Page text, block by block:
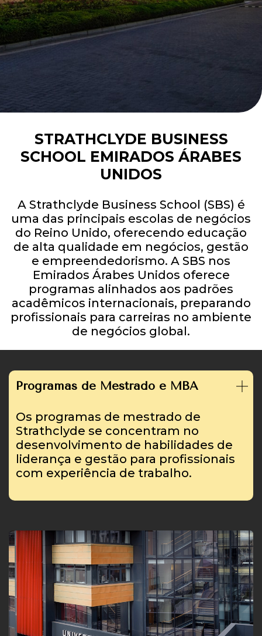
STRATHCLYDE BUSINESS
SCHOOL EMIRADOS ÁRABES
UNIDOS
A Strathclyde Business School (SBS) é
uma das principais escolas de negócios
do Reino Unido, oferecendo educação
de alta qualidade em negócios, gestão
e empreendedorismo. A SBS nos
Emirados Árabes Unidos oferece
programas alinhados aos padrões
acadêmicos internacionais, preparando
profissionais para carreiras no ambiente
de negócios global.
Programas de Mestrado e MBA
Os programas de mestrado de
Strathclyde se concentram no
desenvolvimento de habilidades de
liderança e gestão para profissionais
com experiência de trabalho.